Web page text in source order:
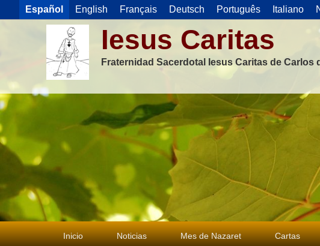
Español English Français Deutsch Português Italiano
Iesus Caritas
Fraternidad Sacerdotal Iesus Caritas de Carlos
Menú
principal
Inicio Noticias Mes de Nazaret Cartas